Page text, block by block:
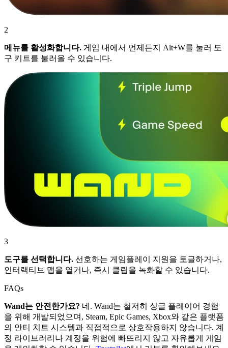
2
메뉴를 활성화합니다. 게임 내에서 언제든지 Alt+W를 눌러 도
구 키트를 불러올 수 있습니다.
3
도구를 선택합니다. 선호하는 게임플레이 지원을 토글하거나,
인터랙티브 맵을 열거나, 즉시 클립을 녹화할 수 있습니다.
FAQs
Wand는 안전한가요? 네. Wand는 철저히 싱글 플레이어 경험
을 위해 개발되었으며, Steam, Epic Games, Xbox와 같은 플랫폼
의 안티 치트 시스템과 직접적으로 상호작용하지 않습니다. 계
정 라이브러리나 계정을 위험에 빠뜨리지 않고 자유롭게 게임